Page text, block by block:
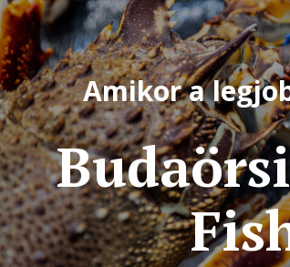
GoBuda
Élelmiszer labor
Culinaris
Amikor a